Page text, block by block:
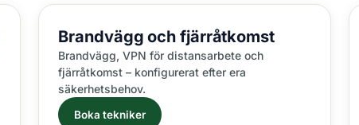
Brandvägg och fjärråtkomst
Brandvägg, VPN för distansarbete och
fjärråtkomst – konfigurerat efter era
säkerhetsbehov.
Boka tekniker